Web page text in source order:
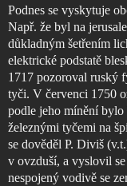
Podnes se vyskytuje
Např. že byl na
důkladným šetřením
elektrické podstatě
1717 pozoroval ruský
tyči. V červenci 1750
podle jeho mínění
železnými tyčemi na
se dověděl P. Diviš
v ovzduší, a vyslovil
nespojený vodivě se